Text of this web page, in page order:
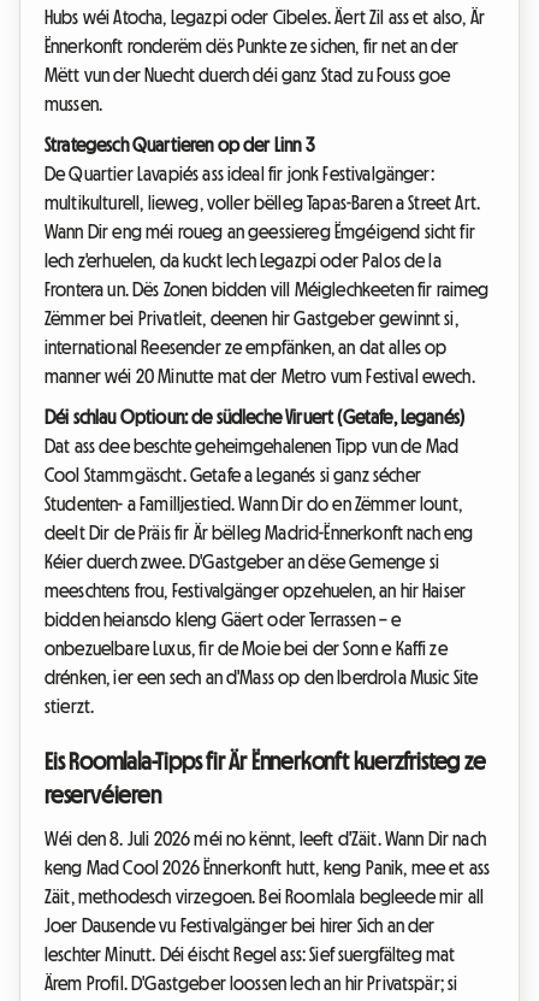
Hubs wéi Atocha, Legazpi oder Cibeles. Äert Zil ass et also, Är
Ënnerkonft ronderëm dës Punkte ze sichen, fir net an der
Mëtt vun der Nuecht duerch déi ganz Stad zu Fouss goe
mussen.
Strategesch Quartieren op der Linn 3
De Quartier Lavapiés ass ideal fir jonk Festivalgänger:
multikulturell, lieweg, voller bëlleg Tapas-Baren a Street Art.
Wann Dir eng méi roueg an geessiereg Ëmgéigend sicht fir
Iech z'erhuelen, da kuckt Iech Legazpi oder Palos de la
Frontera un. Dës Zonen bidden vill Méiglechkeeten fir raimeg
Zëmmer bei Privatleit, deenen hir Gastgeber gewinnt si,
international Reesender ze empfänken, an dat alles op
manner wéi 20 Minutte mat der Metro vum Festival ewech.
Déi schlau Optioun: de südleche Viruert (Getafe, Leganés)
Dat ass dee beschte geheimgehalenen Tipp vun de Mad
Cool Stammgäscht. Getafe a Leganés si ganz sécher
Studenten- a Familljestied. Wann Dir do en Zëmmer lount,
deelt Dir de Präis fir Är bëlleg Madrid-Ënnerkonft nach eng
Kéier duerch zwee. D'Gastgeber an dëse Gemenge si
meeschtens frou, Festivalgänger opzehuelen, an hir Haiser
bidden heiansdo kleng Gäert oder Terrassen – e
onbezuelbare Luxus, fir de Moie bei der Sonn e Kaffi ze
drénken, ier een sech an d'Mass op den Iberdrola Music Site
stierzt.
Eis Roomlala-Tipps fir Är Ënnerkonft kuerzfristeg ze
reservéieren
Wéi den 8. Juli 2026 méi no kënnt, leeft d'Zäit. Wann Dir nach
keng Mad Cool 2026 Ënnerkonft hutt, keng Panik, mee et ass
Zäit, methodesch virzegoen. Bei Roomlala begleede mir all
Joer Dausende vu Festivalgänger bei hirer Sich an der
leschter Minutt. Déi éischt Regel ass: Sief suergfälteg mat
Ärem Profil. D'Gastgeber loossen Iech an hir Privatspär; si